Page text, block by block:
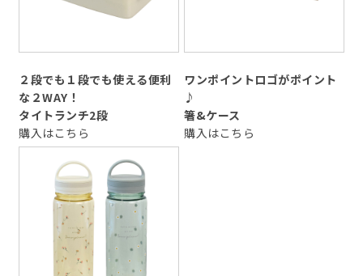
２段でも１段でも使える便利
な２WAY！
タイトランチ2段
購入はこちら
ワンポイントロゴがポイント
♪
箸&ケース
購入はこちら